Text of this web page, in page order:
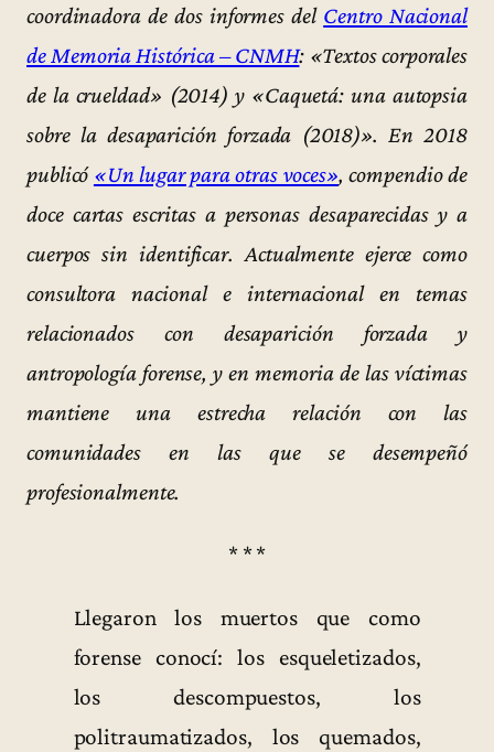
coordinadora de dos informes del Centro Nacional
de Memoria Histórica – CNMH: «Textos corporales
de la crueldad» (2014) y «Caquetá: una autopsia
sobre la desaparición forzada (2018)». En 2018
publicó «Un lugar para otras voces», compendio de
doce cartas escritas a personas desaparecidas y a
cuerpos sin identificar. Actualmente ejerce como
consultora nacional e internacional en temas
relacionados con desaparición forzada y
antropología forense, y en memoria de las víctimas
mantiene una estrecha relación con las
comunidades en las que se desempeñó
profesionalmente.
* * *
Llegaron los muertos que como
forense conocí: los esqueletizados,
los descompuestos, los
politraumatizados, los quemados,